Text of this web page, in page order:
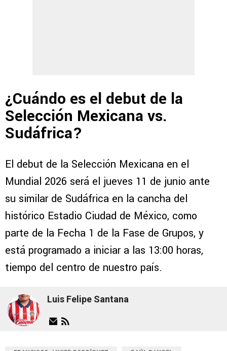
¿Cuándo es el debut de la
Selección Mexicana vs.
Sudáfrica?
El debut de la Selección Mexicana en el
Mundial 2026 será el jueves 11 de junio ante
su similar de Sudáfrica en la cancha del
histórico Estadio Ciudad de México, como
parte de la Fecha 1 de la Fase de Grupos, y
está programado a iniciar a las 13:00 horas,
tiempo del centro de nuestro país.
Luis Felipe Santana